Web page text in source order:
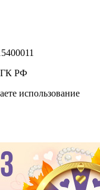
ГК РФ
использование